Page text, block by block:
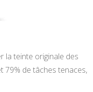
la teinte originale des
79% de tâches tenaces,